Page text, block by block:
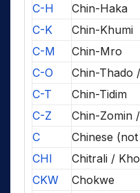
C-H
Chin-Haka
C-K
Chin-Khumi
C-M
Chin-Mro
C-O
Chin-Thado
C-T
Chin-Tidim
C-Z
Chin-Zomin
C
Chinese
CHI
Chitrali /
CKW
Chokwe